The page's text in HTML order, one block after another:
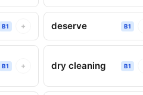
B1 + deserve B1
B1 + dry cleaning B1